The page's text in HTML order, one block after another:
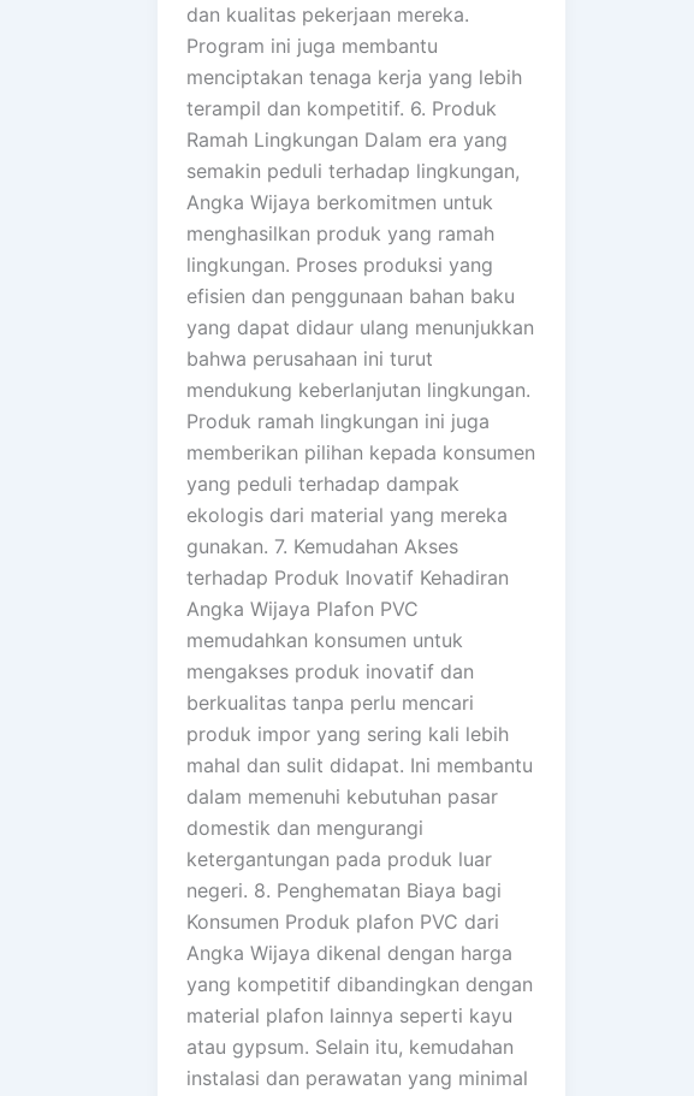
dan kualitas pekerjaan mereka.
Program ini juga membantu
menciptakan tenaga kerja yang lebih
terampil dan kompetitif. 6. Produk
Ramah Lingkungan Dalam era yang
semakin peduli terhadap lingkungan,
Angka Wijaya berkomitmen untuk
menghasilkan produk yang ramah
lingkungan. Proses produksi yang
efisien dan penggunaan bahan baku
yang dapat didaur ulang menunjukkan
bahwa perusahaan ini turut
mendukung keberlanjutan lingkungan.
Produk ramah lingkungan ini juga
memberikan pilihan kepada konsumen
yang peduli terhadap dampak
ekologis dari material yang mereka
gunakan. 7. Kemudahan Akses
terhadap Produk Inovatif Kehadiran
Angka Wijaya Plafon PVC
memudahkan konsumen untuk
mengakses produk inovatif dan
berkualitas tanpa perlu mencari
produk impor yang sering kali lebih
mahal dan sulit didapat. Ini membantu
dalam memenuhi kebutuhan pasar
domestik dan mengurangi
ketergantungan pada produk luar
negeri. 8. Penghematan Biaya bagi
Konsumen Produk plafon PVC dari
Angka Wijaya dikenal dengan harga
yang kompetitif dibandingkan dengan
material plafon lainnya seperti kayu
atau gypsum. Selain itu, kemudahan
instalasi dan perawatan yang minimal